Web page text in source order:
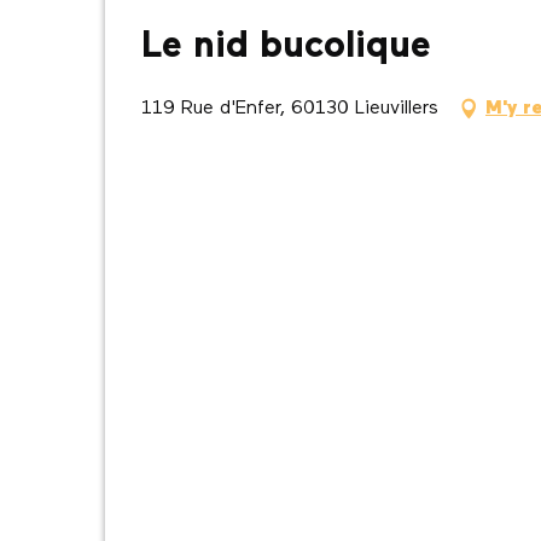
Le nid bucolique
119 Rue d'Enfer, 60130 Lieuvillers M'y